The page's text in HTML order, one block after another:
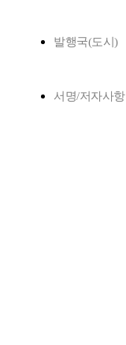
발행국(도시)
서명/저자사항